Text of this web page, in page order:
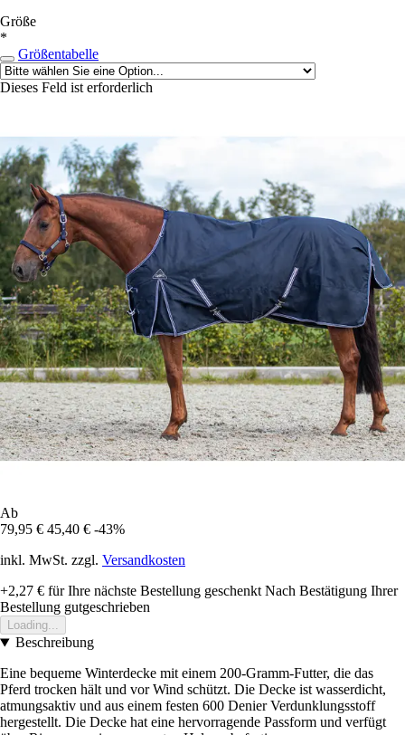
Größe
*
Größentabelle
Dieses Feld ist erforderlich
Ab
79,95 € 45,40 € -43%
inkl. MwSt. zzgl. Versandkosten
+2,27 € für Ihre nächste Bestellung geschenkt Nach Bestätigung Ihrer
Bestellung gutgeschrieben
Loading...
Beschreibung
Eine bequeme Winterdecke mit einem 200-Gramm-Futter, die das
Pferd trocken hält und vor Wind schützt. Die Decke ist wasserdicht,
atmungsaktiv und aus einem festen 600 Denier Verdunklungsstoff
hergestellt. Die Decke hat eine hervorragende Passform und verfügt